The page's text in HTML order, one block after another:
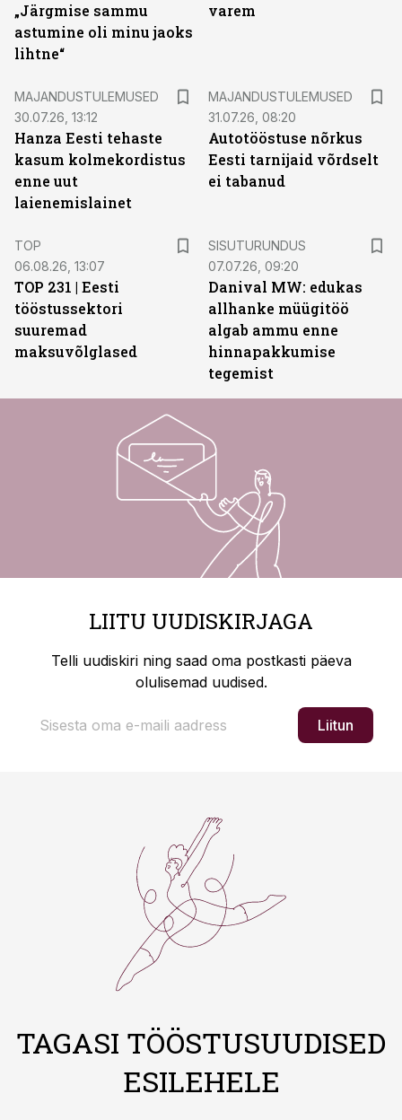
„Järgmise sammu
astumine oli minu jaoks
lihtne“
varem
MAJANDUSTULEMUSED
30.07.26, 13:12
Hanza Eesti tehaste
kasum kolmekordistus
enne uut
laienemislainet
MAJANDUSTULEMUSED
31.07.26, 08:20
Autotööstuse nõrkus
Eesti tarnijaid võrdselt
ei tabanud
TOP
06.08.26, 13:07
TOP 231 | Eesti
tööstussektori
suuremad
maksuvõlglased
SISUTURUNDUS
07.07.26, 09:20
Danival MW: edukas
allhanke müügitöö
algab ammu enne
hinnapakkumise
tegemist
LIITU UUDISKIRJAGA
Telli uudiskiri ning saad oma postkasti päeva
olulisemad uudised.
Liitun
TAGASI TÖÖSTUSUUDISED
ESILEHELE